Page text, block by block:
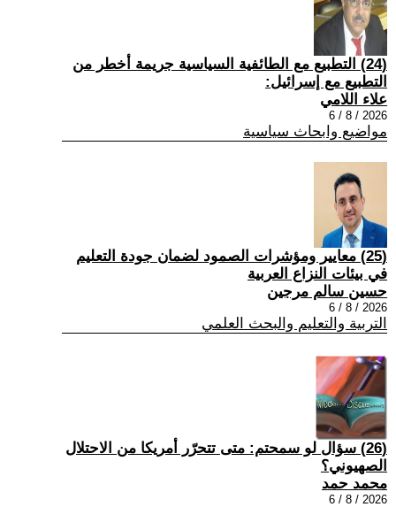
(24) التطبيع مع الطائفية السياسية جريمة أخطر من
التطبيع مع إسرائيل:
علاء اللامي
2026 / 8 / 6
مواضيع وابحاث سياسية
(25) معايير ومؤشرات الصمود لضمان جودة التعليم
في بيئات النزاع العربية
حسين سالم مرجين
2026 / 8 / 6
التربية والتعليم والبحث العلمي
(26) سؤال لو سمحتم: متى تتحرّر أمريكا من الاحتلال
الصهيوني؟
محمد حمد
2026 / 8 / 6